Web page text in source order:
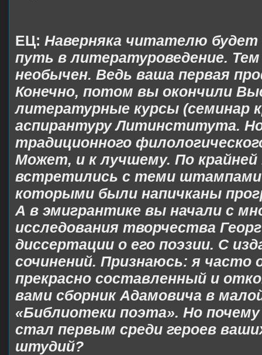
ЕЦ: Наверняка читателю
путь в литературоведение. Тем
необычен. Ведь ваша первая
Конечно, потом вы окончили
литературные курсы (семинар
аспирантуру Литинститута.
традиционного
Может, и к лучшему. По крайней
встретились с теми штампами
которыми были напичканы
А в эмигрантике вы начали с
исследования творчества
диссертации о его поэзии. С
сочинений. Признаюсь: я
прекрасно составленный и
вами сборник Адамовича в
«Библиотеки поэта». Но
стал первым среди героев
штудий?